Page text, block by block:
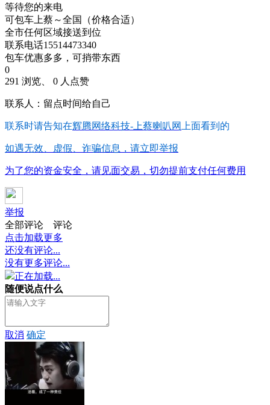
等待您的来电
可包车上蔡～全国（价格合适）
全市任何区域接送到位
联系电话15514473340
包车优惠多多，可捎带东西
0
291 浏览、 0 人点赞
联系人：留点时间给自己
联系时请告知在辉腾网络科技-上蔡喇叭网 上面看到的
如遇无效、虚假、诈骗信息，请立即举报
为了您的资金安全，请见面交易，切勿提前支付任何费用
举报
全部评论
评论
点击加载更多
还没有评论...
没有更多评论...
正在加载...
随便说点什么
取消 确定